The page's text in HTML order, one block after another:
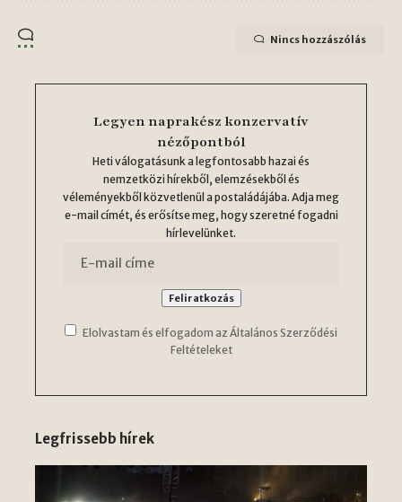
Nincs hozzászólás
Legyen naprakész konzervatív
nézőpontból
Heti válogatásunk a legfontosabb hazai és
nemzetközi hírekből, elemzésekből és
véleményekből közvetlenül a postaládájába. Adja meg
e-mail címét, és erősítse meg, hogy szeretné fogadni
hírlevelünket.
Elolvastam és elfogadom az Általános Szerződési
Feltételeket
Legfrissebb hírek